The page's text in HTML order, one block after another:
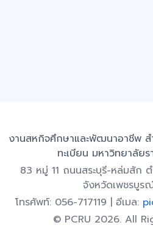
งานสหกิจศึกษาและพัฒนาอาชีพ ส
ทะเบียน มหาวิทยาลัย
83 หมู่ 11 ถนนสระบุรี-หล่มสัก
จังหวัดเพชรบู
โทรศัพท์: 056-717119 | อีเมล:
© PCRU 2026. All